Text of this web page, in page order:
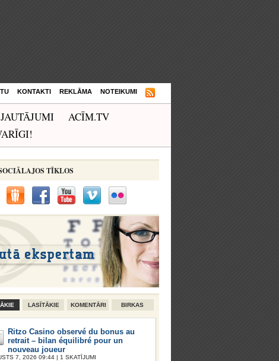
KONTAKTI REKLĀMA NOTEIKUMI
JAUTĀJUMI
ACĪM.TV
TĪKLOS
LASĪTĀKIE KOMENTĀRI BIRKAS
Ritzo Casino observé du bonus au
retrait – bilan équilibré pour un
nouveau joueur
7, 2026 09:44 | 1 SKATĪJUMI